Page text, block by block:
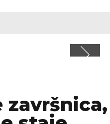
završnica,